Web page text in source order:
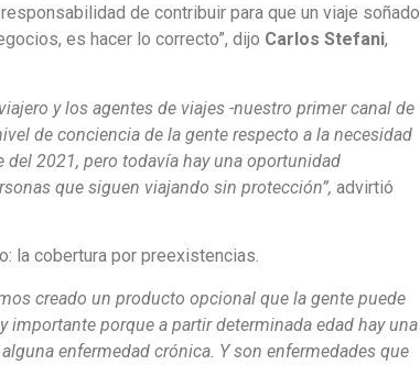
de contribuir para que un viaje soñado
es hacer lo correcto”, dijo Carlos Stefani,
y los agentes de viajes -nuestro primer canal de
de conciencia de la gente respecto a la necesidad
2021, pero todavía hay una oportunidad
que siguen viajando sin protección”, advirtió
la cobertura por preexistencias.
creado un producto opcional que la gente puede
porque a partir determinada edad hay una
enfermedad crónica. Y son enfermedades que